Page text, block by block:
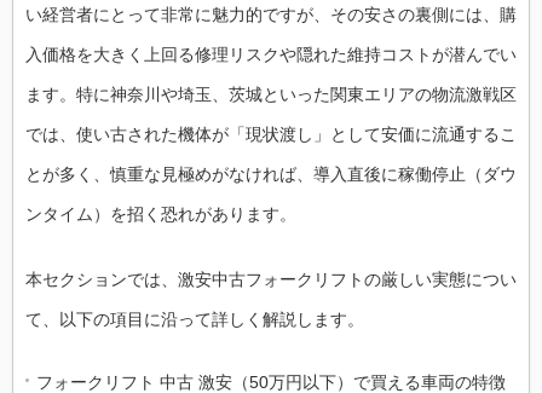
い経営者にとって非常に魅力的ですが、その安さの裏側には、購
入価格を大きく上回る修理リスクや隠れた維持コストが潜んでい
ます。特に神奈川や埼玉、茨城といった関東エリアの物流激戦区
では、使い古された機体が「現状渡し」として安価に流通するこ
とが多く、慎重な見極めがなければ、導入直後に稼働停止（ダウ
ンタイム）を招く恐れがあります。
本セクションでは、激安中古フォークリフトの厳しい実態につい
て、以下の項目に沿って詳しく解説します。
フォークリフト 中古 激安（50万円以下）で買える車両の特徴